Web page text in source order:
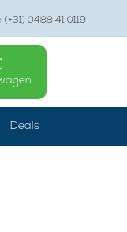
(+31) 0488 41 0119
Deals